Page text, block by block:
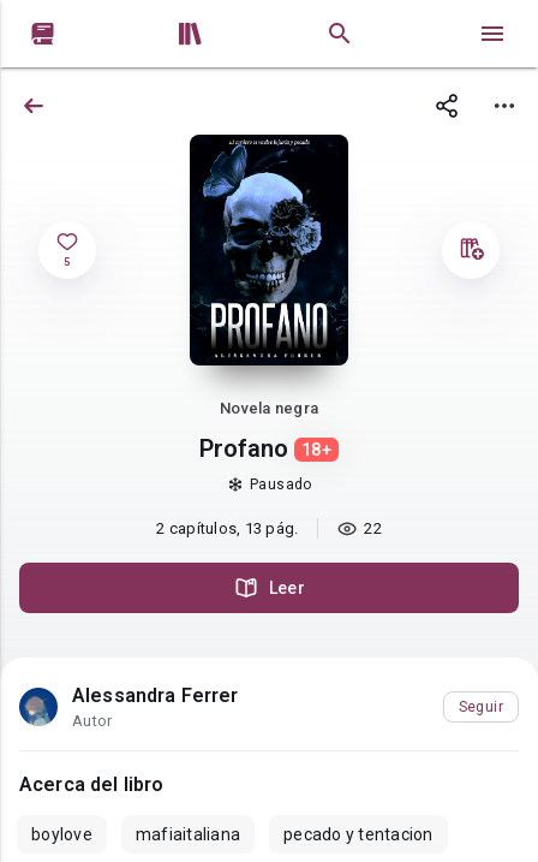
 
5
Novela negra
Profano 18+
Pausado
2 capítulos, 13 pág. 22
Leer
Alessandra Ferrer
Autor
Seguir
Acerca del libro
boylove mafiaitaliana pecado y tentacion